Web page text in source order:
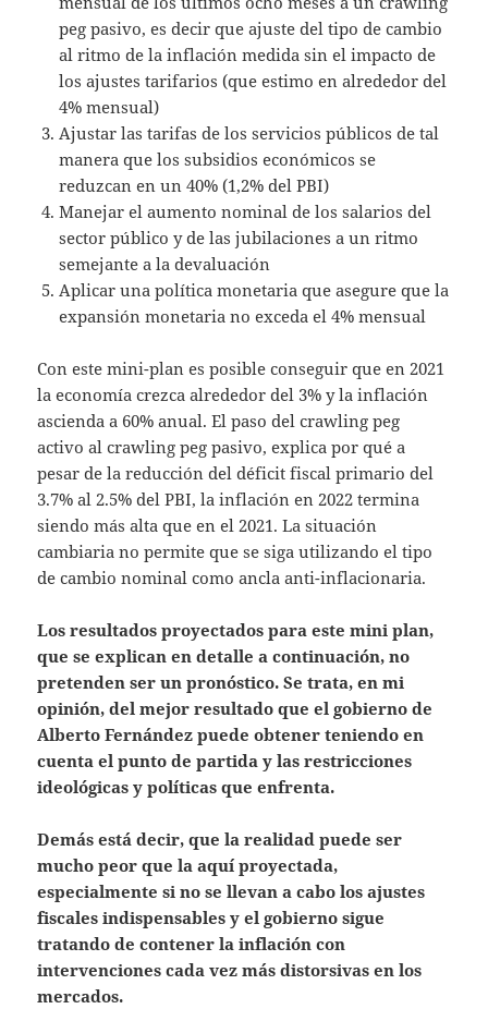
peg pasivo, es decir que ajuste del tipo de cambio
al ritmo de la inflación medida sin el impacto de
los ajustes tarifarios (que estimo en alrededor del
4% mensual)
Ajustar las tarifas de los servicios públicos de tal
manera que los subsidios económicos se
reduzcan en un 40% (1,2% del PBI)
Manejar el aumento nominal de los salarios del
sector público y de las jubilaciones a un ritmo
semejante a la devaluación
Aplicar una política monetaria que asegure que la
expansión monetaria no exceda el 4% mensual
Con este mini-plan es posible conseguir que en 2021
la economía crezca alrededor del 3% y la inflación
ascienda a 60% anual. El paso del crawling peg
activo al crawling peg pasivo, explica por qué a
pesar de la reducción del déficit fiscal primario del
3.7% al 2.5% del PBI, la inflación en 2022 termina
siendo más alta que en el 2021. La situación
cambiaria no permite que se siga utilizando el tipo
de cambio nominal como ancla anti-inflacionaria.
Los resultados proyectados para este mini plan,
que se explican en detalle a continuación, no
pretenden ser un pronóstico. Se trata, en mi
opinión, del mejor resultado que el gobierno de
Alberto Fernández puede obtener teniendo en
cuenta el punto de partida y las restricciones
ideológicas y políticas que enfrenta.
Demás está decir, que la realidad puede ser
mucho peor que la aquí proyectada,
especialmente si no se llevan a cabo los ajustes
fiscales indispensables y el gobierno sigue
tratando de contener la inflación con
intervenciones cada vez más distorsivas en los
mercados.